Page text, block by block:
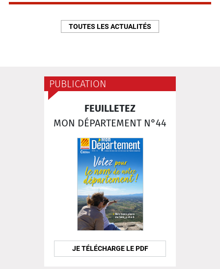
TOUTES LES ACTUALITÉS
PUBLICATION
FEUILLETEZ
MON DÉPARTEMENT N°44
JE TÉLÉCHARGE LE PDF